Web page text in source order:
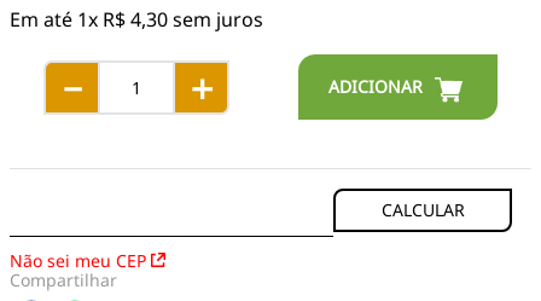
Em até 1x R$4,30sem juros
＋
－
Não sei meu CEP
Compartilhar